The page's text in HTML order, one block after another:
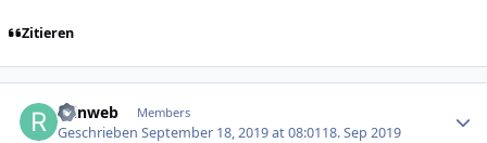
Zitieren
reinweb Members
GeschriebenSeptember 18, 2019 at 08:0118. Sep 2019